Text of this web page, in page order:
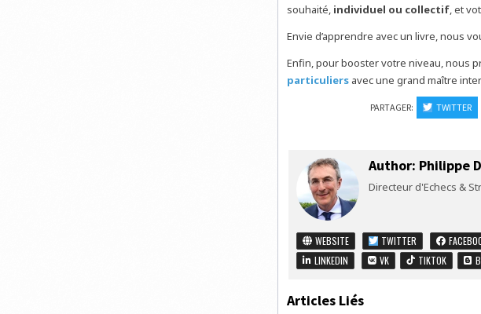
souhaité, individuel ou collectif, et
Envie d’apprendre avec un livre, nous
Enfin, pour booster votre niveau, nous
particuliersavec une grand maître
PARTAGER: TWITTER
Author: Philippe
Directeur d'Echecs &
WEBSITE TWITTER
LINKEDIN
VK TIKTOK
Articles Liés